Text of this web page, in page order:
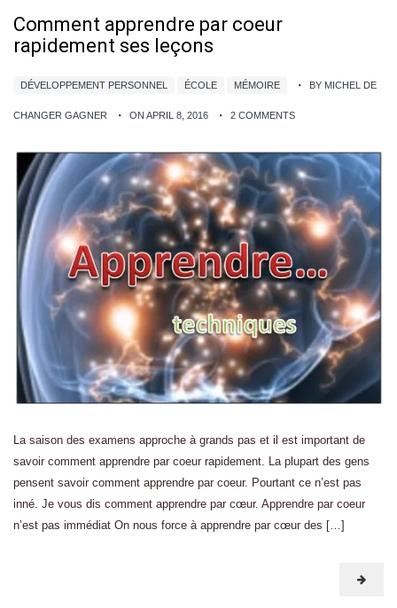
Comment apprendre par coeur
rapidement ses leçons
DÉVELOPPEMENT PERSONNEL ÉCOLE MÉMOIRE BY MICHEL DE
CHANGER GAGNER ON APRIL 8, 2016 2 COMMENTS
La saison des examens approche à grands pas et il est important de
savoir comment apprendre par coeur rapidement. La plupart des gens
pensent savoir comment apprendre par coeur. Pourtant ce n’est pas
inné. Je vous dis comment apprendre par cœur. Apprendre par coeur
n’est pas immédiat On nous force à apprendre par cœur des […]